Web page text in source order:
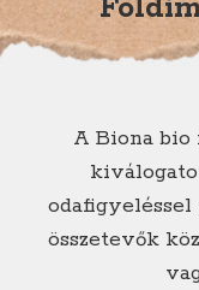
A Biona bio
összetevők